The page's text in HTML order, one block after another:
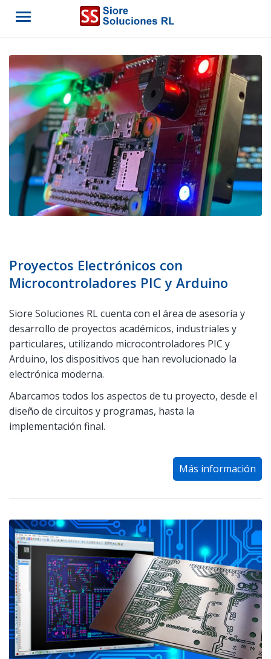
Menu
Proyectos Electrónicos con
Microcontroladores PIC y Arduino
Siore Soluciones RL cuenta con el área de asesoría y
desarrollo de proyectos académicos, industriales y
particulares, utilizando microcontroladores PIC y
Arduino, los dispositivos que han revolucionado la
electrónica moderna.
Abarcamos todos los aspectos de tu proyecto, desde el
diseño de circuitos y programas, hasta la
implementación final.
Más información